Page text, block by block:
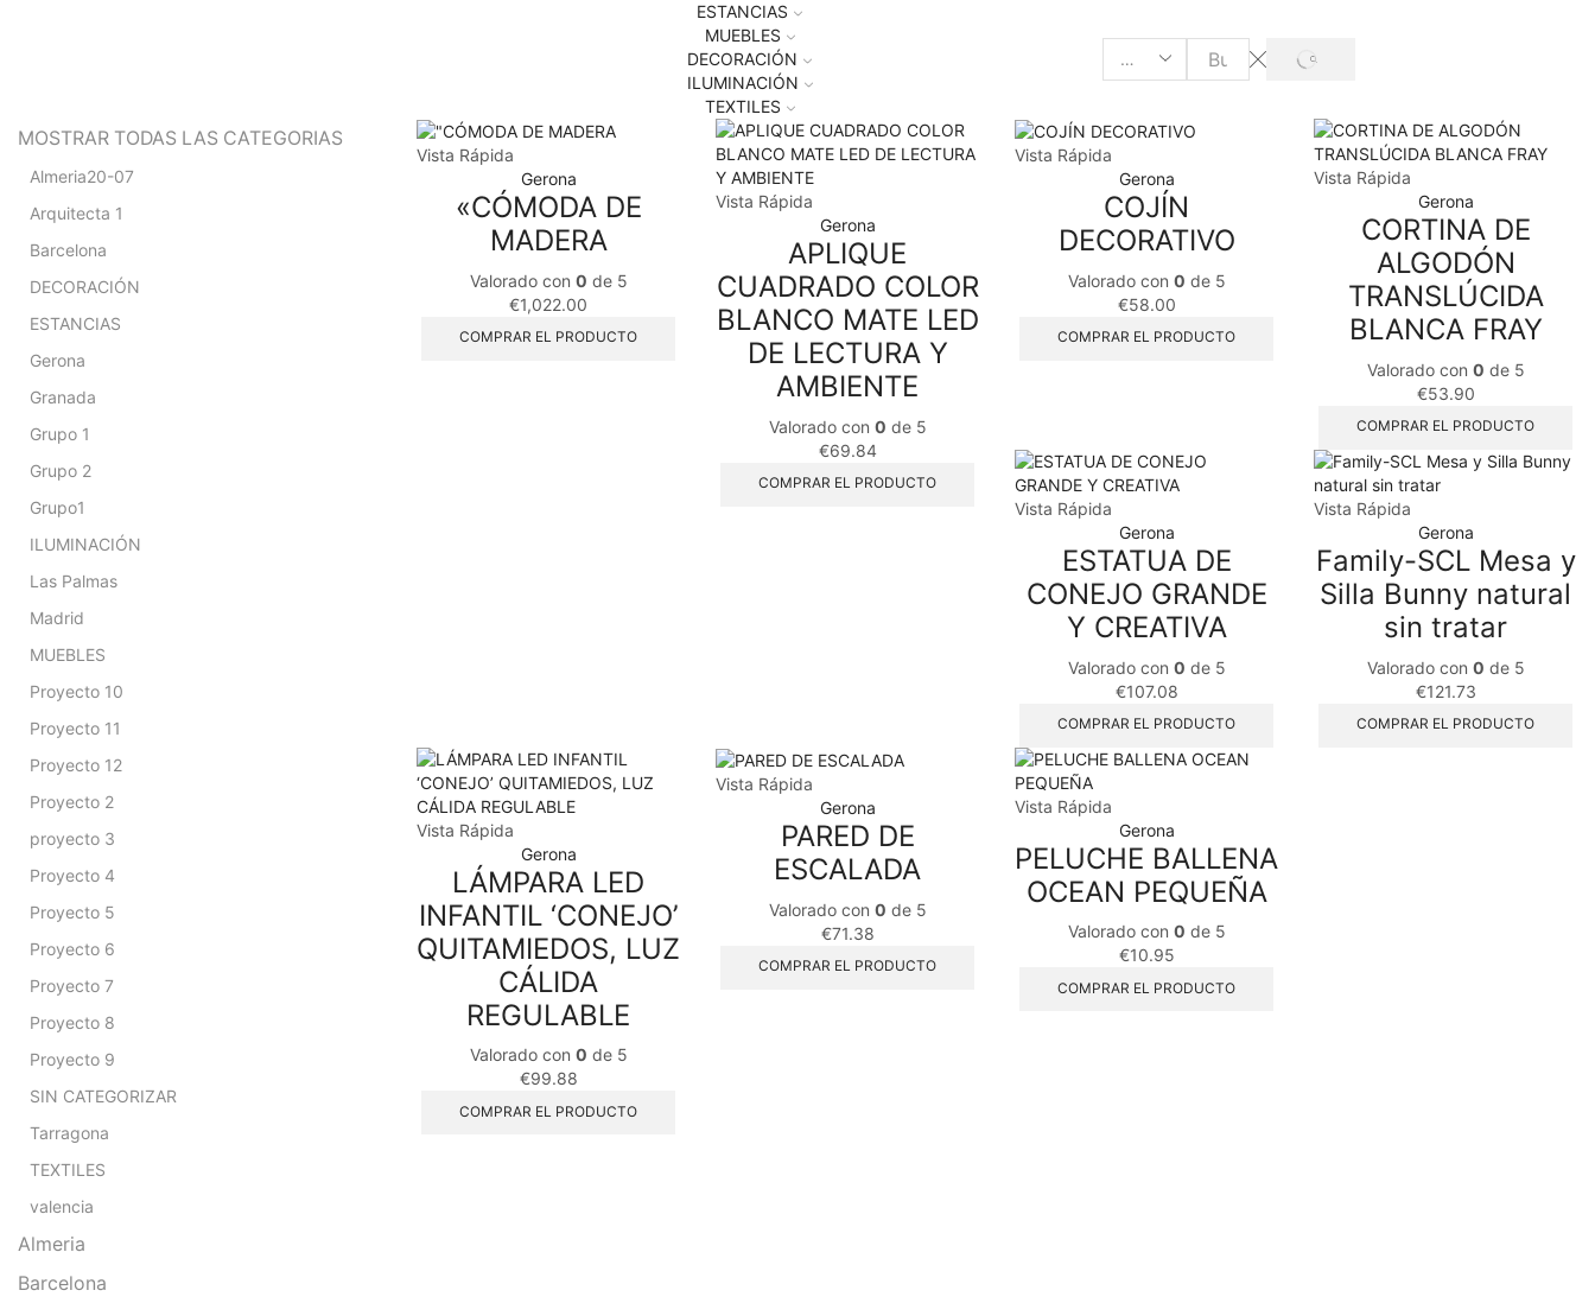
ESTANCIAS
MUEBLES
DECORACIÓN
ILUMINACIÓN
TEXTILES
Search
SEARCH
Vista Rápida
Gerona
«CÓMODA DE
MADERA
Valorado con 0 de 5
€1,022.00
COMPRAR EL PRODUCTO
Vista Rápida
Gerona
APLIQUE
CUADRADO COLOR
BLANCO MATE LED
DE LECTURA Y
AMBIENTE
Valorado con 0 de 5
€69.84
COMPRAR EL PRODUCTO
Vista Rápida
Gerona
COJÍN
DECORATIVO
Valorado con 0 de 5
€58.00
COMPRAR EL PRODUCTO
Vista Rápida
Gerona
CORTINA DE
ALGODÓN
TRANSLÚCIDA
BLANCA FRAY
Valorado con 0 de 5
€53.90
COMPRAR EL PRODUCTO
Vista Rápida
Gerona
ESTATUA DE
CONEJO GRANDE
Y CREATIVA
Valorado con 0 de 5
€107.08
COMPRAR EL PRODUCTO
Vista Rápida
Gerona
Family-SCL Mesa y
Silla Bunny natural
sin tratar
Valorado con 0 de 5
€121.73
COMPRAR EL PRODUCTO
Vista Rápida
Gerona
LÁMPARA LED
INFANTIL ‘CONEJO’
QUITAMIEDOS, LUZ
CÁLIDA
REGULABLE
Valorado con 0 de 5
€99.88
COMPRAR EL PRODUCTO
Vista Rápida
Gerona
PARED DE
ESCALADA
Valorado con 0 de 5
€71.38
COMPRAR EL PRODUCTO
Vista Rápida
Gerona
PELUCHE BALLENA
OCEAN PEQUEÑA
Valorado con 0 de 5
€10.95
COMPRAR EL PRODUCTO
MOSTRAR TODAS LAS CATEGORIAS
Almeria20-07
Arquitecta 1
Barcelona
DECORACIÓN
ESTANCIAS
Gerona
Granada
Grupo 1
Grupo 2
Grupo1
ILUMINACIÓN
Las Palmas
Madrid
MUEBLES
Proyecto 10
Proyecto 11
Proyecto 12
Proyecto 2
proyecto 3
Proyecto 4
Proyecto 5
Proyecto 6
Proyecto 7
Proyecto 8
Proyecto 9
SIN CATEGORIZAR
Tarragona
TEXTILES
valencia
Almeria
Barcelona